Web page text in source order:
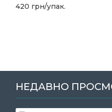
420 грн/упак.
НЕДАВНО